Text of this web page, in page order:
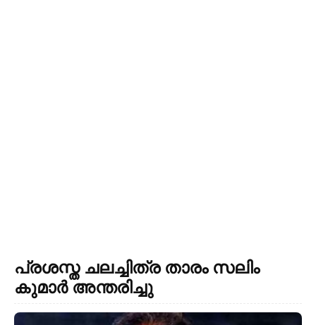
പ്രശസ്ത ചലച്ചിത്ര താരം സലിം
കുമാര്‍ അന്തരിച്ചു